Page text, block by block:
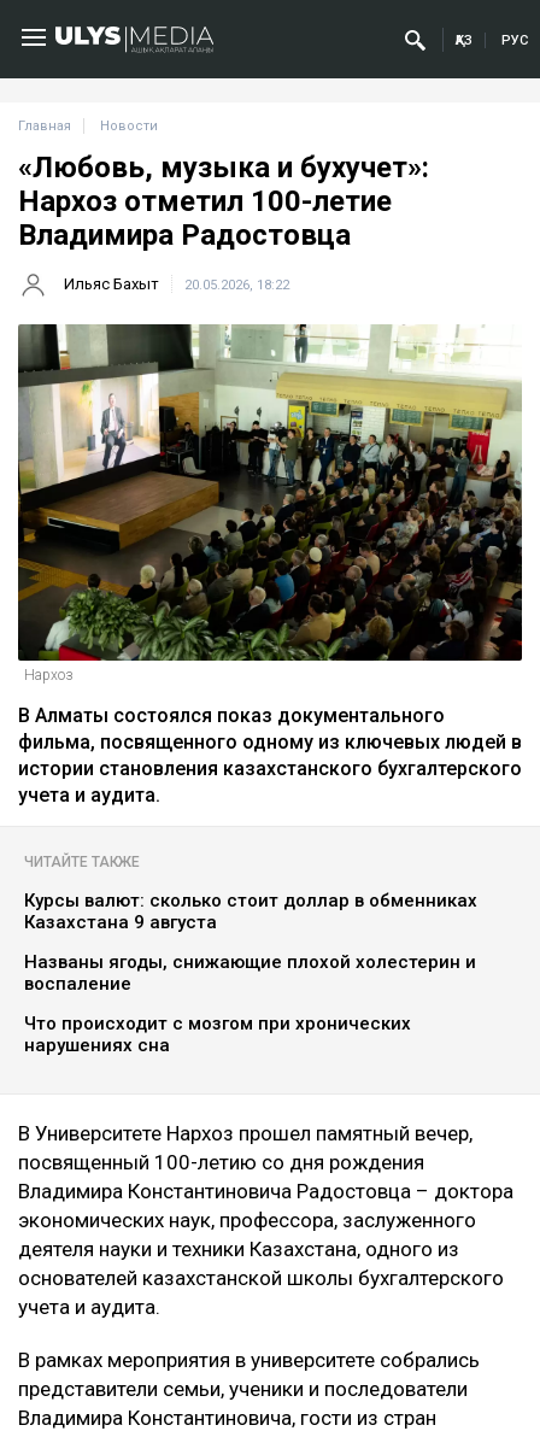
ҚАЗ РУС
Главная Новости
«Любовь, музыка и бухучет»:
Нархоз отметил 100-летие
Владимира Радостовца
Ильяс Бахыт 20.05.2026, 18:22
Нархоз
В Алматы состоялся показ документального
фильма, посвященного одному из ключевых людей в
истории становления казахстанского бухгалтерского
учета и аудита.
ЧИТАЙТЕ ТАКЖЕ
Курсы валют: сколько стоит доллар в обменниках
Казахстана 9 августа
Названы ягоды, снижающие плохой холестерин и
воспаление
Что происходит с мозгом при хронических
нарушениях сна
В Университете Нархоз прошел памятный вечер,
посвященный 100-летию со дня рождения
Владимира Константиновича Радостовца – доктора
экономических наук, профессора, заслуженного
деятеля науки и техники Казахстана, одного из
основателей казахстанской школы бухгалтерского
учета и аудита.
В рамках мероприятия в университете собрались
представители семьи, ученики и последователи
Владимира Константиновича, гости из стран